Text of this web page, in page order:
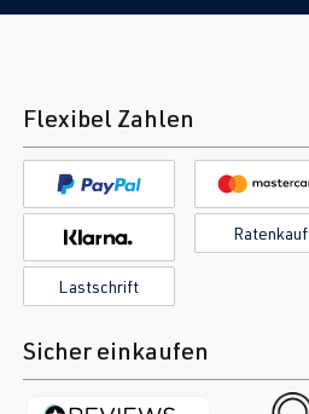
Flexibel Zahlen
Ratenkauf
Lastschrift
Sicher einkaufen